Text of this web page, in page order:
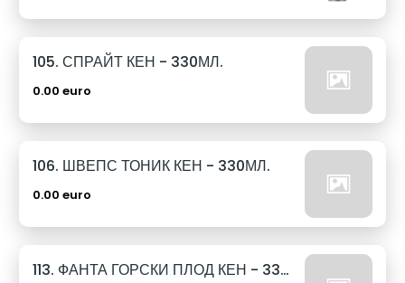
105. СПРАЙТ КЕН - 330МЛ.
0.00 euro
106. ШВЕПС ТОНИК КЕН - 330МЛ.
0.00 euro
113. ФАНТА ГОРСКИ ПЛОД КЕН - 330МЛ.